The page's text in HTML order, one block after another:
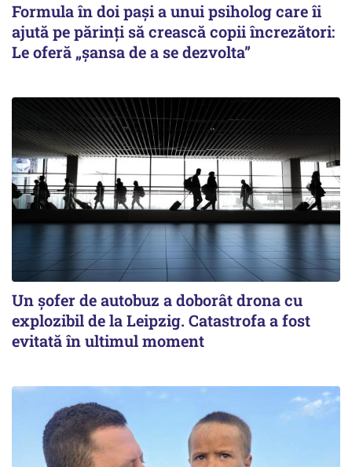
Formula în doi pași a unui psiholog care îi
ajută pe părinți să crească copii încrezători:
Le oferă „șansa de a se dezvolta”
Un șofer de autobuz a doborât drona cu
explozibil de la Leipzig. Catastrofa a fost
evitată în ultimul moment